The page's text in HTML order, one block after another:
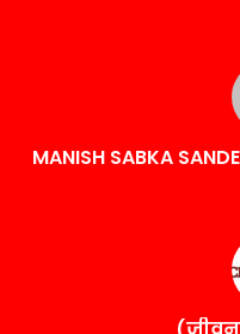
MANISH SABKA